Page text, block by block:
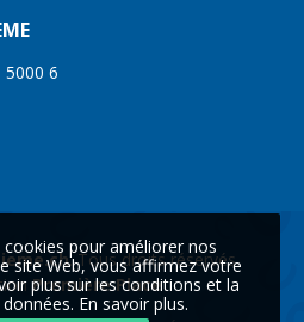
5000 6
. Tous droits réservés.
Première Place
pour améliorer nos
site Web, vous affirmez votre
plus sur les conditions et la
En savoir plus.